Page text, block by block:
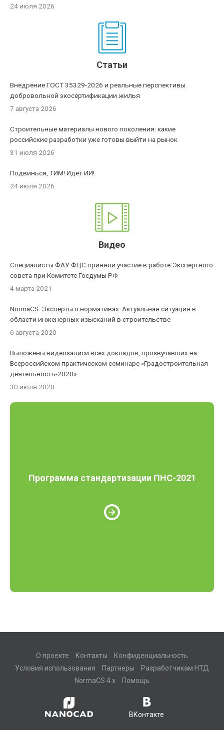
24 июля 2026
Статьи
Внедрение ГОСТ 35329-2026 и реальные перспективы
добровольной экосертификации жилья
7 августа 2026
Строительные материалы нового поколения: какие
российские разработки уже готовы выйти на рынок
31 июля 2026
Подвинься, ТИМ! Идет ИИ!
24 июля 2026
Видео
Специалисты ФАУ ФЦС приняли участие в работе Экспертного
совета при Комитете Госдумы РФ
4 марта 2021
NormaCS. Эксперты о нормативах. Актуальная ситуация в
области инженерных изысканий в строительстве
6 августа 2020
Выложены видеозаписи всех докладов, прозвучавших на
Всероссийском практическом семинаре «Градостроительная
деятельность-2020»
30 июля 2020
Программа стандартизации ПНС-2021
О проекте Контакты
Конфиденциальность
Условия использования
Партнеры
Разработчикам НТД
NormaCS 4.x
Помощь
ВКонтакте